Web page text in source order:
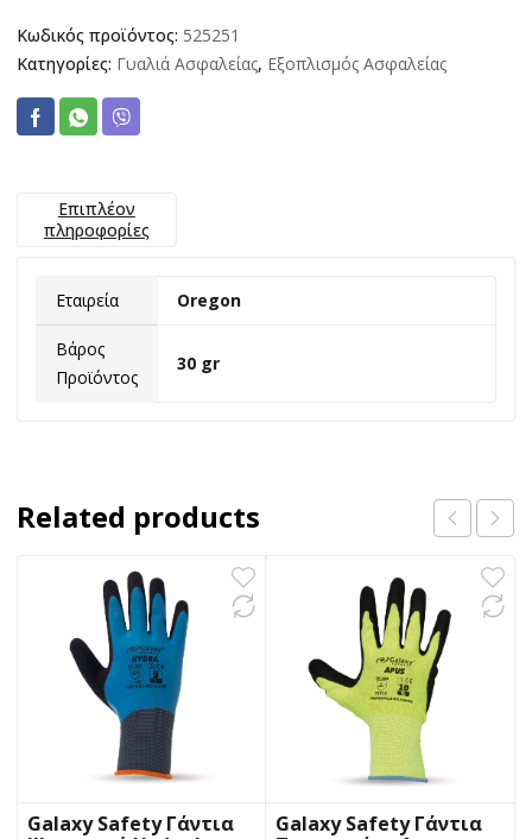
Κωδικός προϊόντος: 525251
Κατηγορίες: Γυαλιά Ασφαλείας, Εξοπλισμός Ασφαλείας
Επιπλέον
πληροφορίες
Εταιρεία Oregon
Βάρος
Προϊόντος
30 gr
Related products
Galaxy Safety Γάντια
Galaxy Safety Γάντια